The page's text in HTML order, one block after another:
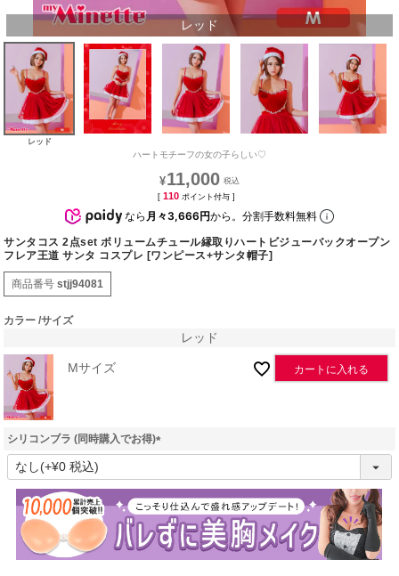
レッド
レッド
ハートモチーフの女の子らしい♡
¥11,000
[ 110 ポイント付与 ]
なら 月々3,666円から。分割手数料無料
サンタコス 2点set ボリュームチュール縁取りハートビジューバックオープン
フレア王道 サンタ コスプレ [ワンピース+サンタ帽子]
商品番号 stjj94081
カラー サイズ
レッド
Mサイズ カートに入れる
シリコンブラ (同時購入でお得)
(
須
)